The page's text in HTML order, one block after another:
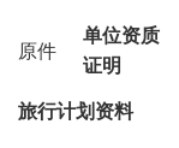
原件
单位资质
证明
旅行计划资料